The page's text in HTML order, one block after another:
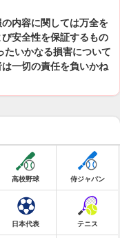
内容に関しては万全を
安全性を保証するもの
たいかなる損害について
一切の責任を負いかね
高校野球 侍ジャパン
日本代表 テニス